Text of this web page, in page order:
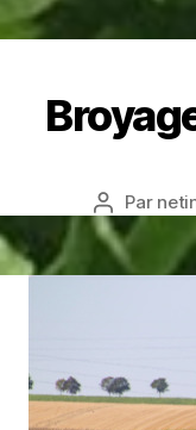
Auteur
de
l’article
Par